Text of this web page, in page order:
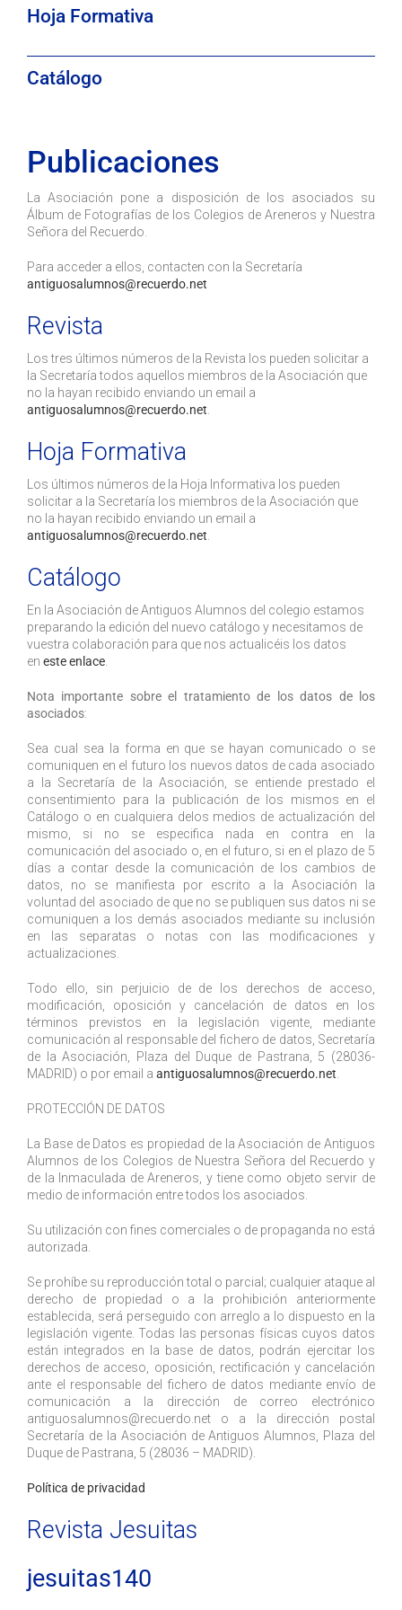
Hoja Formativa
Catálogo
Publicaciones
La Asociación pone a disposición de los asociados su
Álbum de Fotografías de los Colegios de Areneros y Nuestra
Señora del Recuerdo.
Para acceder a ellos, contacten con la Secretaría
antiguosalumnos@recuerdo.net
Revista
Los tres últimos números de la Revista los pueden solicitar a
la Secretaría todos aquellos miembros de la Asociación que
no la hayan recibido enviando un email a
antiguosalumnos@recuerdo.net
Hoja Formativa
Los últimos números de la Hoja Informativa los pueden
solicitar a la Secretaría los miembros de la Asociación que
no la hayan recibido enviando un email a
antiguosalumnos@recuerdo.net
Catálogo
En la Asociación de Antiguos Alumnos del colegio estamos
preparando la edición del nuevo catálogo y necesitamos de
vuestra colaboración para que nos actualicéis los datos
en este enlace
Nota importante sobre el tratamiento de los datos de los
asociados:
Sea cual sea la forma en que se hayan comunicado o se
comuniquen en el futuro los nuevos datos de cada asociado
a la Secretaría de la Asociación, se entiende prestado el
consentimiento para la publicación de los mismos en el
Catálogo o en cualquiera delos medios de actualización del
mismo, si no se especifica nada en contra en la
comunicación del asociado o, en el futuro, si en el plazo de 5
días a contar desde la comunicación de los cambios de
datos, no se manifiesta por escrito a la Asociación la
voluntad del asociado de que no se publiquen sus datos ni se
comuniquen a los demás asociados mediante su inclusión
en las separatas o notas con las modificaciones y
actualizaciones.
Todo ello, sin perjuicio de de los derechos de acceso,
modificación, oposición y cancelación de datos en los
términos previstos en la legislación vigente, mediante
comunicación al responsable del fichero de datos, Secretaría
de la Asociación, Plaza del Duque de Pastrana, 5 (28036-
MADRID) o por email a antiguosalumnos@recuerdo.net
PROTECCIÓN DE DATOS
La Base de Datos es propiedad de la Asociación de Antiguos
Alumnos de los Colegios de Nuestra Señora del Recuerdo y
de la Inmaculada de Areneros, y tiene como objeto servir de
medio de información entre todos los asociados.
Su utilización con fines comerciales o de propaganda no está
autorizada.
Se prohíbe su reproducción total o parcial; cualquier ataque al
derecho de propiedad o a la prohibición anteriormente
establecida, será perseguido con arreglo a lo dispuesto en la
legislación vigente. Todas las personas físicas cuyos datos
están integrados en la base de datos, podrán ejercitar los
derechos de acceso, oposición, rectificación y cancelación
ante el responsable del fichero de datos mediante envío de
comunicación a la dirección de correo electrónico
antiguosalumnos@recuerdo.net o a la dirección postal
Secretaría de la Asociación de Antiguos Alumnos, Plaza del
Duque de Pastrana, 5 (28036 – MADRID).
Política de privacidad
Revista Jesuitas
jesuitas140